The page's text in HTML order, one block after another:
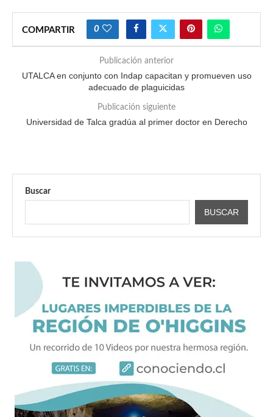
COMPARTIR 0
Publicación anterior
UTALCA en conjunto con Indap capacitan y promueven uso
adecuado de plaguicidas
Publicación siguiente
Universidad de Talca gradúa al primer doctor en Derecho
Buscar
BUSCAR